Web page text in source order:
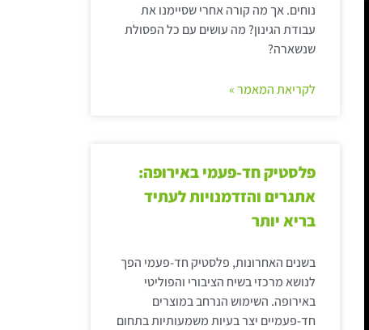
נוחים. אך מה קורה אחרי שסיימנו את
עבודת הגינון? מה עושים עם כל הפסולת
שנשארה?
לקריאת המאמר »
פלסטיק חד-פעמי באירופה:
אתגרים והזדמנויות לעתיד
בריא יותר
בשנים האחרונות, פלסטיק חד-פעמי הפך
לנושא מרכזי בשיח הציבורי והפוליטי
באירופה. השימוש הנרחב במוצרים
חד-פעמיים יצר בעיות משמעותיות בתחום